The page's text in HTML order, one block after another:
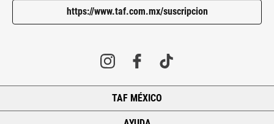
https://www.taf.com.mx/suscripcion
TAF MÉXICO